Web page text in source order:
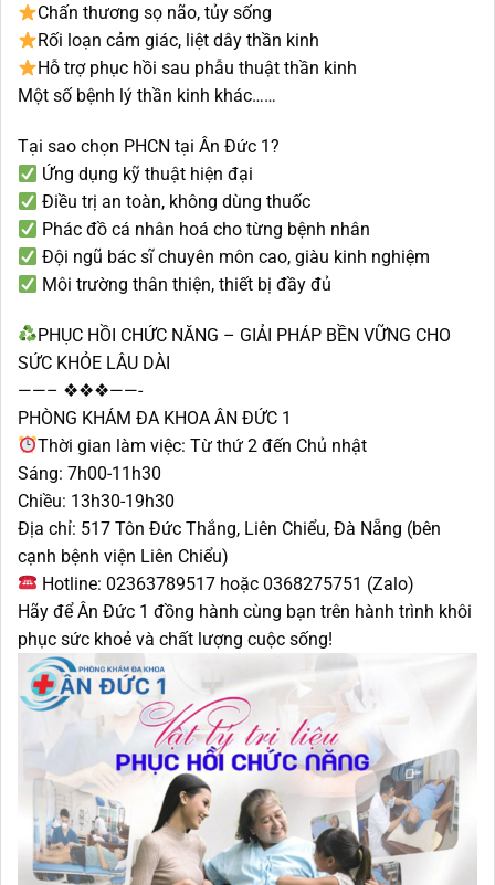
Chấn thương sọ não, tủy sống
Rối loạn cảm giác, liệt dây thần kinh
Hỗ trợ phục hồi sau phẫu thuật thần kinh
Một số bệnh lý thần kinh khác……
Tại sao chọn PHCN tại Ân Đức 1?
Ứng dụng kỹ thuật hiện đại
Điều trị an toàn, không dùng thuốc
Phác đồ cá nhân hoá cho từng bệnh nhân
Đội ngũ bác sĩ chuyên môn cao, giàu kinh nghiệm
Môi trường thân thiện, thiết bị đầy đủ
PHỤC HỒI CHỨC NĂNG – GIẢI PHÁP BỀN VỮNG CHO
SỨC KHỎE LÂU DÀI
——– ❖❖❖——-
PHÒNG KHÁM ĐA KHOA ÂN ĐỨC 1
Thời gian làm việc: Từ thứ 2 đến Chủ nhật
Sáng: 7h00-11h30
Chiều: 13h30-19h30
Địa chỉ: 517 Tôn Đức Thắng, Liên Chiểu, Đà Nẵng (bên
cạnh bệnh viện Liên Chiểu)
Hotline: 02363789517 hoặc 0368275751 (Zalo)
Hãy để Ân Đức 1 đồng hành cùng bạn trên hành trình khôi
phục sức khoẻ và chất lượng cuộc sống!